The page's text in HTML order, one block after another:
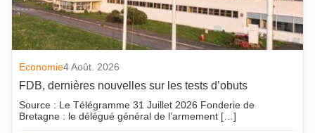
Economie4 Août. 2026
FDB, dernières nouvelles sur les tests d’obuts
Source : Le Télégramme 31 Juillet 2026 Fonderie de
Bretagne : le délégué général de l’armement […]